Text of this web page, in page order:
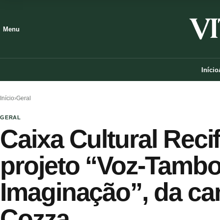
Menu
Início
Início›Geral
GERAL
Caixa Cultural
projeto “Voz-
Imaginação”, da